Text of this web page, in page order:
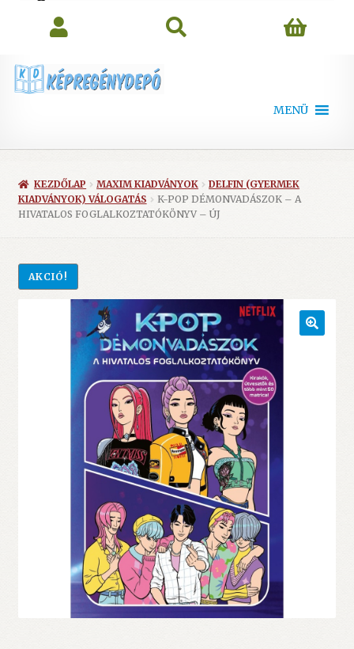
MENÜ
KEZDŐLAP MAXIM KIADVÁNYOK
DELFIN (GYERMEK
KIADVÁNYOK) VÁLOGATÁS
K-POP DÉMONVADÁSZOK – A
HIVATALOS FOGLALKOZTATÓKÖNYV – ÚJ
AKCIÓ!